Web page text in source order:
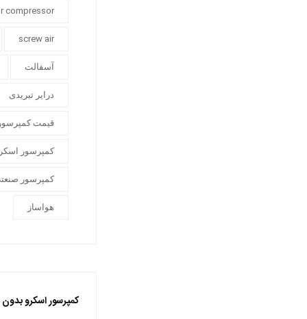
compressor
screw air
آسفالت
درایر تبریدی
قیمت
کمپرسور
کمپرسور
هواساز
کمپرسور اسکرو